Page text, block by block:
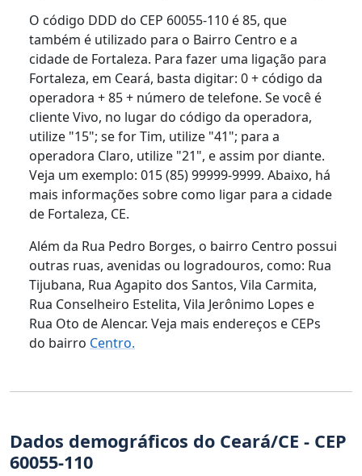
O código DDD do CEP 60055-110 é 85, que
também é utilizado para o Bairro Centro e a
cidade de Fortaleza. Para fazer uma ligação para
Fortaleza, em Ceará, basta digitar: 0 + código da
operadora + 85 + número de telefone. Se você é
cliente Vivo, no lugar do código da operadora,
utilize "15"; se for Tim, utilize "41"; para a
operadora Claro, utilize "21", e assim por diante.
Veja um exemplo: 015 (85) 99999-9999. Abaixo, há
mais informações sobre como ligar para a cidade
de Fortaleza, CE.
Além da Rua Pedro Borges, o bairro Centro possui
outras ruas, avenidas ou logradouros, como: Rua
Tijubana, Rua Agapito dos Santos, Vila Carmita,
Rua Conselheiro Estelita, Vila Jerônimo Lopes e
Rua Oto de Alencar. Veja mais endereços e CEPs
do bairro Centro.
Dados demográficos do Ceará/CE - CEP
60055-110